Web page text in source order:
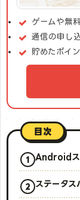
ゲームや無
通信の申し
貯めたポイ
目次
Androidス
ステータス